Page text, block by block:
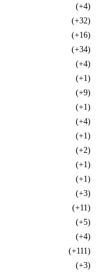
(+4)
(+32)
(+16)
(+34)
(+4)
(+1)
(+9)
(+1)
(+4)
(+1)
(+2)
(+1)
(+1)
(+3)
(+11)
(+5)
(+4)
(+111)
(+3)